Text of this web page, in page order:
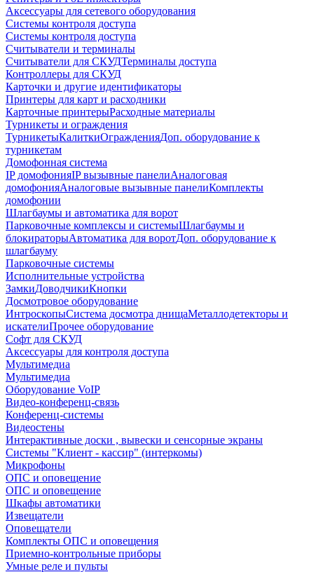
Аксессуары для сетевого оборудования
Системы контроля доступа
Системы контроля доступа
Считыватели и терминалы
Считыватели для СКУДТерминалы доступа
Контроллеры для СКУД
Карточки и другие идентификаторы
Принтеры для карт и расходники
Карточные принтерыРасходные материалы
Турникеты и ограждения
ТурникетыКалиткиОгражденияДоп. оборудование к
турникетам
Домофонная система
IP домофонияIP вызывные панелиАналоговая
домофонияАналоговые вызывные панелиКомплекты
домофонии
Шлагбаумы и автоматика для ворот
Парковочные комплексы и системыШлагбаумы и
блокираторыАвтоматика для воротДоп. оборудование к
шлагбауму
Парковочные системы
Исполнительные устройства
ЗамкиДоводчикиКнопки
Досмотровое оборудование
ИнтроскопыСистема досмотра днищаМеталлодетекторы и
искателиПрочее оборудование
Софт для СКУД
Аксессуары для контроля доступа
Мультимедиа
Мультимедиа
Оборудование VoIP
Видео-конференц-связь
Конференц-системы
Видеостены
Интерактивные доски , вывески и сенсорные экраны
Системы "Клиент - кассир" (интеркомы)
Микрофоны
ОПС и оповещение
ОПС и оповещение
Шкафы автоматики
Извещатели
Оповещатели
Комплекты ОПС и оповещения
Приемно-контрольные приборы
Умные реле и пульты